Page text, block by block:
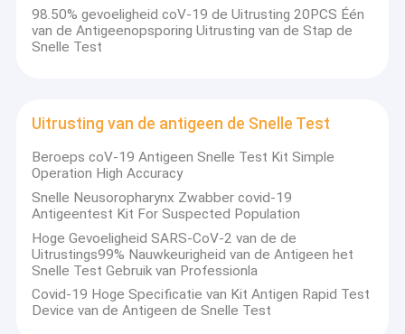
98.50% gevoeligheid coV-19 de Uitrusting 20PCS Één
van de Antigeenopsporing Uitrusting van de Stap de
Snelle Test
Uitrusting van de antigeen de Snelle Test
Beroeps coV-19 Antigeen Snelle Test Kit Simple
Operation High Accuracy
Snelle Neusoropharynx Zwabber covid-19
Antigeentest Kit For Suspected Population
Hoge Gevoeligheid SARS-CoV-2 van de de
Uitrustings99% Nauwkeurigheid van de Antigeen het
Snelle Test Gebruik van Professionla
Covid-19 Hoge Specificatie van Kit Antigen Rapid Test
Device van de Antigeen de Snelle Test